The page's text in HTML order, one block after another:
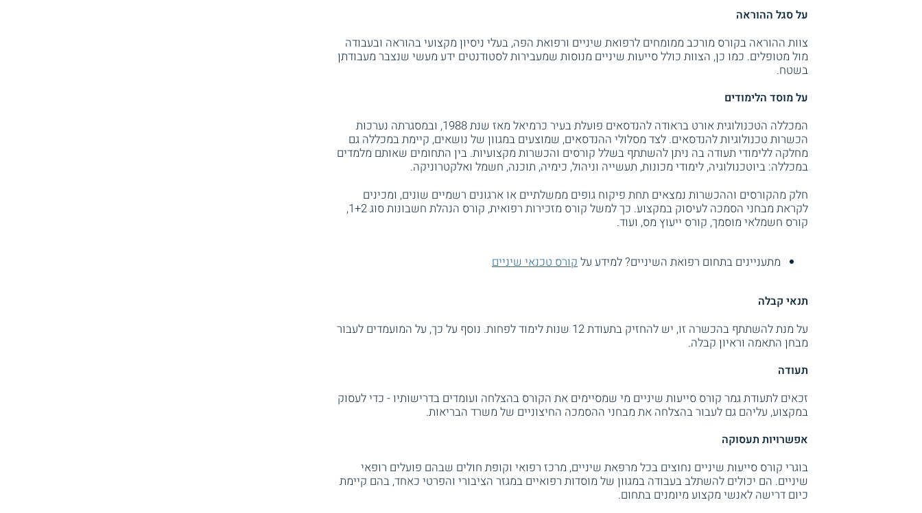
על סגל ההוראה
צוות ההוראה בקורס מורכב ממומחים לרפואת שיניים ורפואת הפה, בעלי ניסיון מקצועי בהוראה ובעבודה
מול מטופלים. כמו כן, הצוות כולל סייעות שיניים מנוסות שמעבירות לסטודנטים ידע מעשי שנצבר מעבודתן
בשטח.
על מוסד הלימודים
המכללה הטכנולוגית אורט בראודה להנדסאים פועלת בעיר כרמיאל מאז שנת 1988, ובמסגרתה נערכות
הכשרות טכנולוגיות להנדסאים. לצד מסלולי ההנדסאים, שמוצעים במגוון של נושאים, קיימת במכללה גם
מחלקה ללימודי תעודה בה ניתן להשתתף בשלל קורסים והכשרות מקצועיות. בין התחומים שאותם מלמדים
במכללה: ביוטכנולוגיה, לימודי מכונות, תעשייה וניהול, כימיה, תוכנה, חשמל ואלקטרוניקה.
חלק מהקורסים וההכשרות נמצאים תחת פיקוח גופים ממשלתיים או ארגונים רשמיים שונים, ומכינים
לקראת מבחני הסמכה לעיסוק במקצוע. כך למשל קורס מזכירות רפואית, קורס הנהלת חשבונות סוג 1+2,
קורס חשמלאי מוסמך, קורס ייעוץ מס, ועוד.
מתעניינים בתחום רפואת השיניים? למידע על קורס טכנאי שיניים
תנאי קבלה
על מנת להשתתף בהכשרה זו, יש להחזיק בתעודת 12 שנות לימוד לפחות. נוסף על כך, על המועמדים לעבור
מבחן התאמה וראיון קבלה.
תעודה
זכאים לתעודת גמר קורס סייעות שיניים מי שמסיימים את הקורס בהצלחה ועומדים בדרישותיו - כדי לעסוק
במקצוע, עליהם גם לעבור בהצלחה את מבחני ההסמכה החיצוניים של משרד הבריאות.
אפשרויות תעסוקה
בוגרי קורס סייעות שיניים נחוצים בכל מרפאת שיניים, מרכז רפואי וקופת חולים שבהם פועלים רופאי
שיניים. הם יכולים להשתלב בעבודה במגוון של מוסדות רפואיים במגזר הציבורי והפרטי כאחד, בהם קיימת
כיום דרישה לאנשי מקצוע מיומנים בתחום.